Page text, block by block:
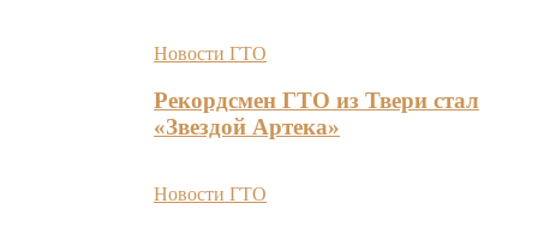
Новости ГТО
Рекордсмен ГТО из Твери стал
«Звездой Артека»
Новости ГТО